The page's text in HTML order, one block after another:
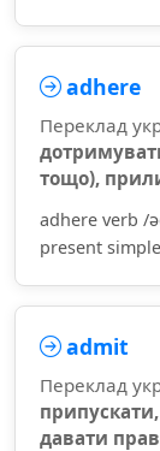
adhere
Переклад
тощо),
adhere verb /
present
admit
Переклад
давати